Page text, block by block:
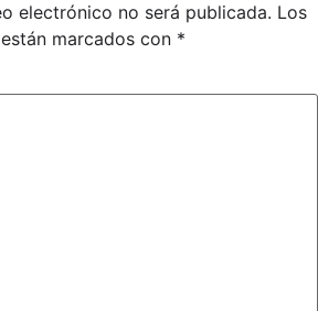
electrónico no será publicada. Los
marcados con *